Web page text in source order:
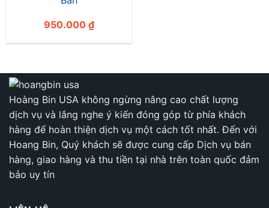
950.000 ₫
Hoàng Bin USA không ngừng nâng cao chất lượng
dịch vụ và lắng nghe ý kiến đóng góp từ phía khách
hàng để hoàn thiện dịch vụ một cách tốt nhất. Đến với
Hoang Bin, Quý khách sẽ được cung cấp Dịch vụ bán
hàng, giao hàng và thu tiền tại nhà trên toàn quốc đảm
bảo uy tín